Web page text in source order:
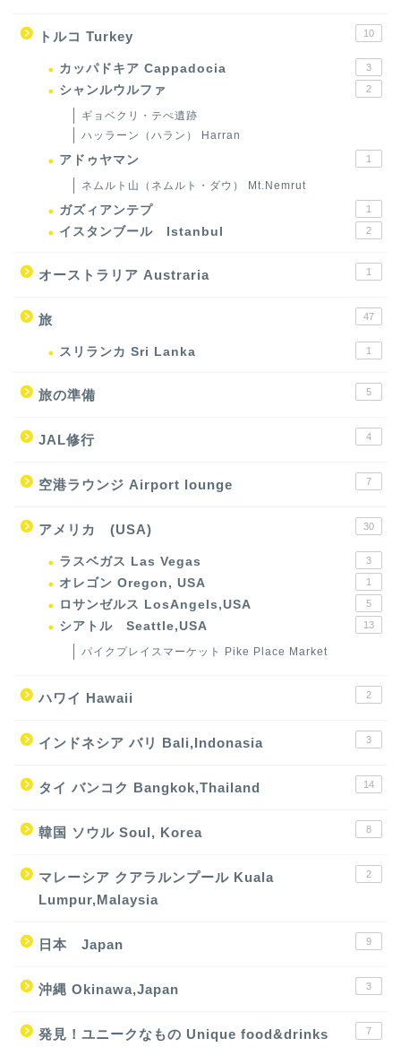
トルコ Turkey 10
カッパドキア Cappadocia 3
シャンルウルファ 2
ギョベクリ・テぺ遺跡
ハッラーン（ハラン） Harran
アドゥヤマン 1
ネムルト山（ネムルト・ダウ） Mt.Nemrut
ガズィアンテプ 1
イスタンブール Istanbul 2
オーストラリア Austraria 1
旅 47
スリランカ Sri Lanka 1
旅の準備 5
JAL修行 4
空港ラウンジ Airport lounge 7
アメリカ (USA) 30
ラスベガス Las Vegas 3
オレゴン Oregon, USA 1
ロサンゼルス LosAngels,USA 5
シアトル Seattle,USA 13
パイクプレイスマーケット Pike Place Market
ハワイ Hawaii 2
インドネシア バリ Bali,Indonasia 3
タイ バンコク Bangkok,Thailand 14
韓国 ソウル Soul, Korea 8
マレーシア クアラルンプール Kuala
Lumpur,Malaysia
2
日本 Japan 9
沖縄 Okinawa,Japan 3
発見！ユニークなもの Unique food&drinks 7